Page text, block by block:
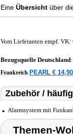
Eine Übersicht über
Vom Lieferanten empf. VK:
Bezugsquelle Deutschland
Frankreich PEARL €
Zubehör /
Alarmsystem mit
Themen-